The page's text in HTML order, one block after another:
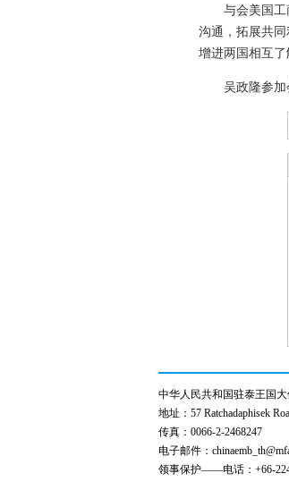
与会美国
沟通，拓展共
增进两国相互了
吴政隆参加
中华人民共和国驻泰王国大
地址：57 Ratchadaphisek
传真：0066-2-2468247
电子邮件：
领事保护——电话：+66-